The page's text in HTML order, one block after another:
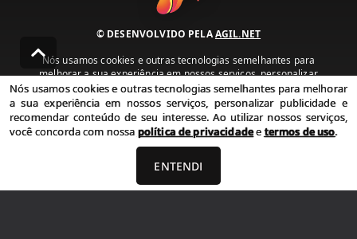
© DESENVOLVIDO PELAAGIL.NET
Nós usamos cookies e outras tecnologias semelhantes para
melhorar a sua experiência em nossos serviços, personalizar
publicidade e recomendar conteúdo de seu interesse. Ao utilizar
nossos serviços, você concorda com nossa política de privacidade e
termos de uso.
Política de Privacidade Termos de uso
Nós usamos cookies e outras tecnologias semelhantes para melhorar
a sua experiência em nossos serviços, personalizar publicidade e
recomendar conteúdo de seu interesse. Ao utilizar nossos serviços,
você concorda com nossa política de privacidadeetermos de uso.
ENTENDI